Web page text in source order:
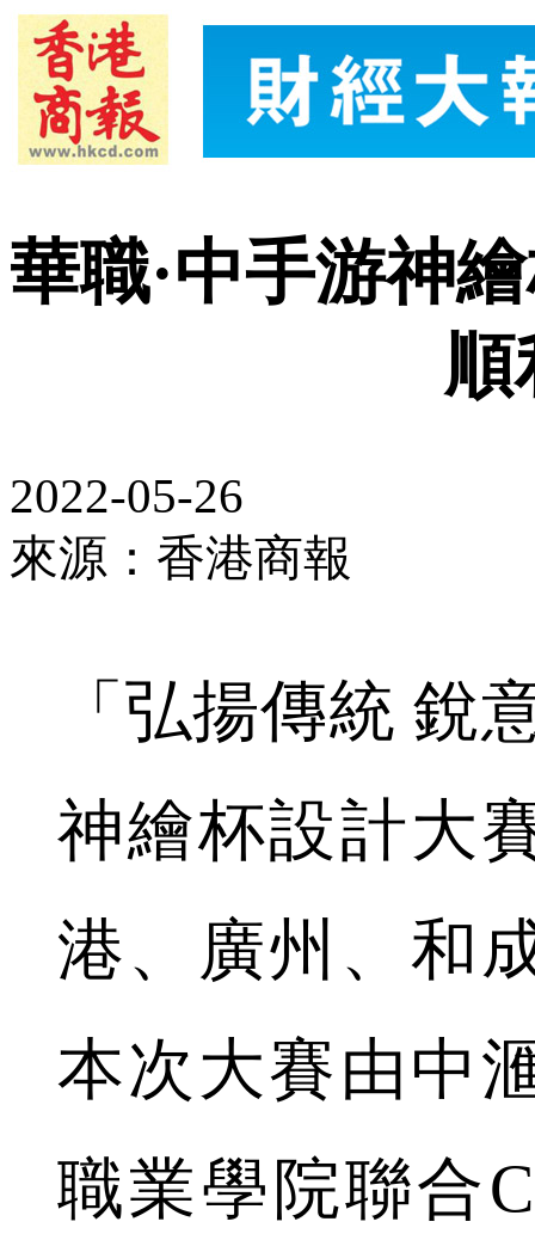
華職·中手游神
順
2022-05-26
來源：香港商報
「弘揚傳統 銳
神繪杯設計大
港、廣州、和
本次大賽由中
職業學院聯合